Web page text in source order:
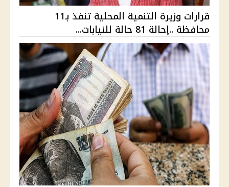
قرارات وزيرة التنمية المحلية تنفذ بـ11
محافظة ..إحالة 81 حالة للنيابات...